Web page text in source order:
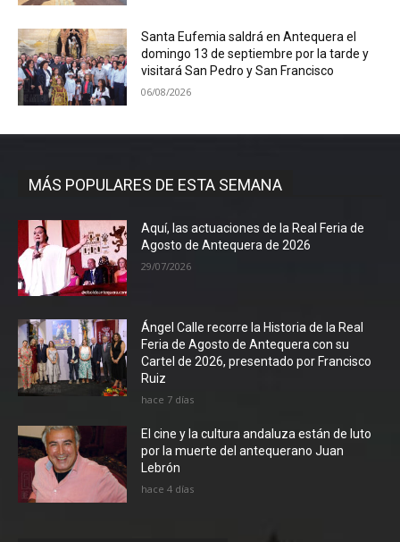
Santa Eufemia saldrá en Antequera el
domingo 13 de septiembre por la tarde y
visitará San Pedro y San Francisco
06/08/2026
MÁS POPULARES DE ESTA SEMANA
Aquí, las actuaciones de la Real Feria de
Agosto de Antequera de 2026
29/07/2026
Ángel Calle recorre la Historia de la Real
Feria de Agosto de Antequera con su
Cartel de 2026, presentado por Francisco
Ruiz
hace 7 días
El cine y la cultura andaluza están de luto
por la muerte del antequerano Juan
Lebrón
hace 4 días